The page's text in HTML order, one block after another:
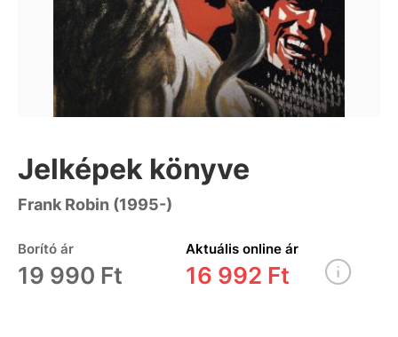
Jelképek könyve
Frank Robin (1995-)
Borító ár
19 990 Ft
Aktuális online ár
16 992 Ft